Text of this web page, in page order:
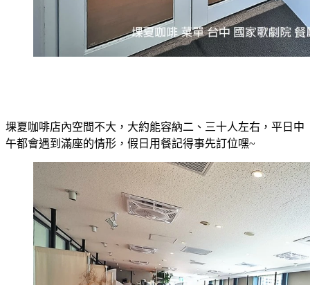
堁夏咖啡店內空間不大，大約能容納二、三十人左右，平日中
午都會遇到滿座的情形，假日用餐記得事先訂位嘿~